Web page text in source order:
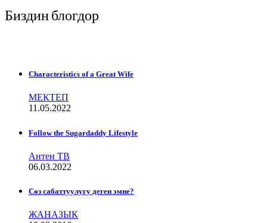
Биздин блогдор
Characteristics of a Great Wife
МЕКТЕП
11.05.2022
Follow the Sugardaddy Lifestyle
Антен ТВ
06.03.2022
Сѳз сабаттуулугу деген эмне?
ЖАНАЗЫК